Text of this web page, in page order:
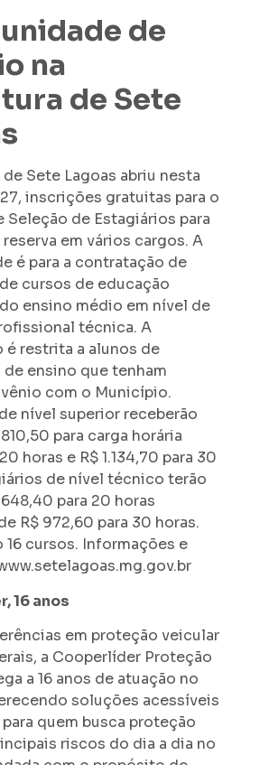
de
na
de Sete
Sete Lagoas abriu nesta
inscrições gratuitas para o
Seleção de Estagiários para
em vários cargos. A
é para a contratação de
cursos de educação
ensino médio em nível de
técnica. A
é restrita a alunos de
ensino que tenham
com o Município.
nível superior receberão
para carga horária
horas e R$ 1.134,70 para 30
de nível técnico terão
para 20 horas
R$ 972,60 para 30 horas.
16 cursos. Informações e
16 anos
em proteção veicular
a Cooperlíder Proteção
a 16 anos de atuação no
soluções acessíveis
quem busca proteção
riscos do dia a dia no